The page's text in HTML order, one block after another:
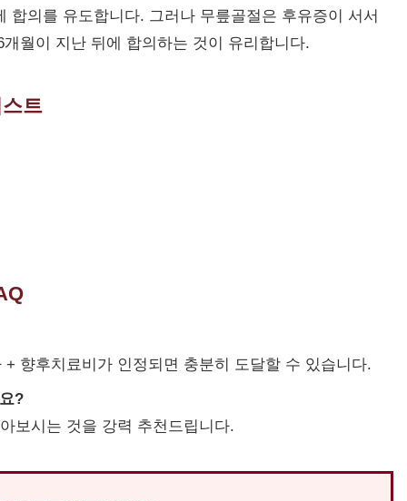
의를 유도합니다. 그러나 무릎골절은 후유증이 서서
월이 지난 뒤에 합의하는 것이 유리합니다.
트
향후치료비가 인정되면 충분히 도달할 수 있습니다.
?
보시는 것을 강력 추천드립니다.